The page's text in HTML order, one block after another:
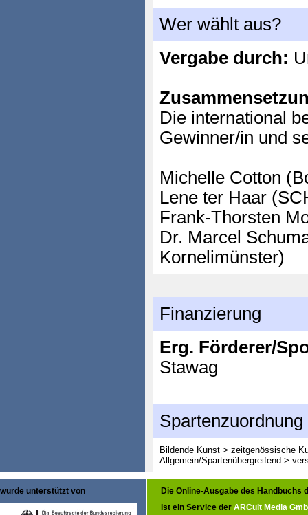
Wer wählt aus?
Vergabe durch:
Die international
Gewinner/in und
Michelle Cotton
Lene ter Haar
Frank-Thorsten
Dr. Marcel
Kornelimünster)
Finanzierung
Erg. Förderer/
Stawag
Spartenzuordnung
Bildende Kunst > zeitgenössische
Allgemein/Spartenübergreifend >
wurde unterstützt von
Die Online-Ausgabe des Handbuchs
ist ein Service der ARCult Media